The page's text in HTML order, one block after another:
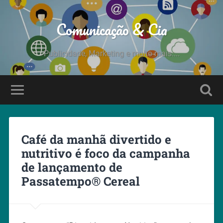
Comunicação & Cia
Publicidade, Marketing e muito mais....
Café da manhã divertido e
nutritivo é foco da campanha
de lançamento de
Passatempo® Cereal